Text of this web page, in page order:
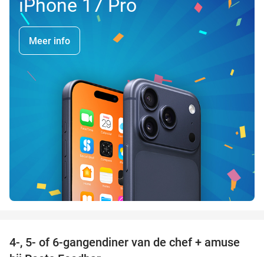
iPhone 17 Pro
Meer info
35%
4-, 5- of 6-gangendiner van de chef + amuse